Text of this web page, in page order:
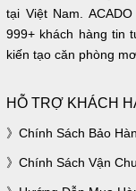
tại Việt Nam.
999+ khách hàng tin
kiến tạo căn phòng
HỖ TRỢ KHÁCH
Chính Sách Bảo
Chính Sách Vận